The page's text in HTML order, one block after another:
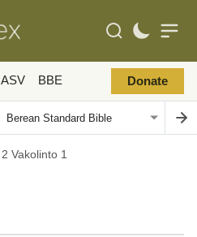
ASV BBE Donate
2 Vakolinto 1